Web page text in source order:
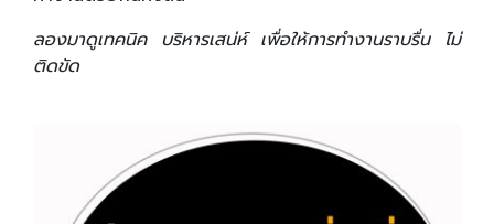
ลองมาดูเทคนิค บริหารเสน่ห์ เพื่อให้การทำงานราบรื่น ไม่
ติดขัด